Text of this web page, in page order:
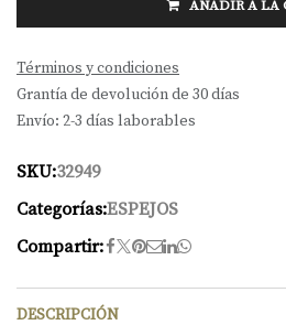
AÑADIR A LA
Términos y condiciones
Grantía de devolución de 30 días
Envío: 2-3 días laborables
SKU:32949
Categorías:ESPEJOS
Compartir:
DESCRIPCIÓN